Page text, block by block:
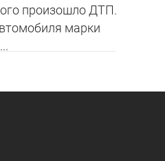
произошло ДТП.
марки